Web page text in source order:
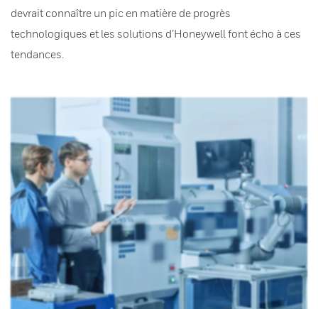
devrait connaître un pic en matière de progrès
technologiques et les solutions d’Honeywell font écho à ces
tendances.